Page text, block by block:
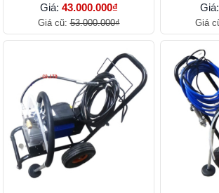
Giá: 43.000.000₫
Giá cũ:53.000.000₫
Giá:
Giá